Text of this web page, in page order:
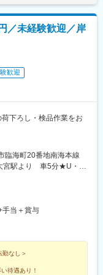
／未経験歓迎／岸
歓迎
荷下ろし・検品作業をお
臨海町20番地南海本線
宮駅より 車5分★U・I
徒歩2分★屋内全面禁煙
手当＋賞与
勤なし＞
待遇あり！